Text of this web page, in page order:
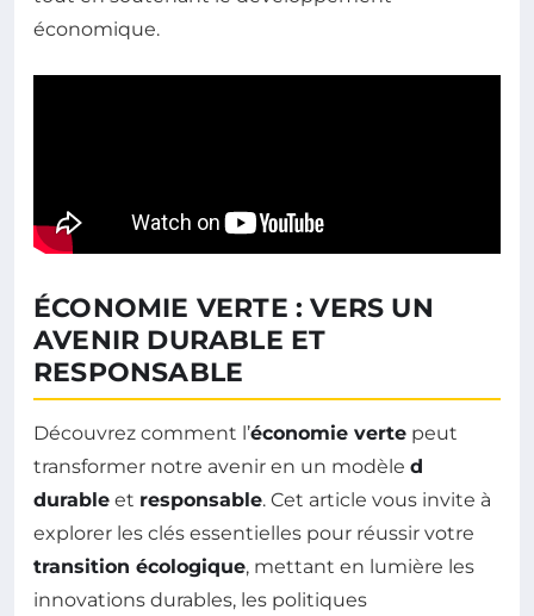
économique.
ÉCONOMIE VERTE : VERS UN
AVENIR DURABLE ET
RESPONSABLE
Découvrez comment l’économie verte peut
transformer notre avenir en un modèle d
durable et responsable. Cet article vous invite à
explorer les clés essentielles pour réussir votre
transition écologique, mettant en lumière les
innovations durables, les politiques